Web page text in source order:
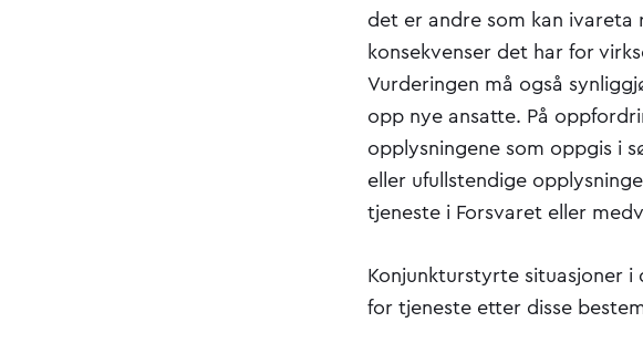
det er andre som kan ivareta
konsekvenser det har for
Vurderingen må også
opp nye ansatte. På
opplysningene som oppgis i
eller ufullstendige
tjeneste i Forsvaret eller
Konjunkturstyrte situasjoner
for tjeneste etter disse